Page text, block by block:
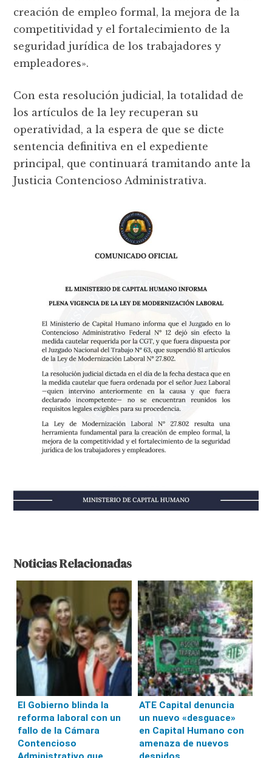
creación de empleo formal, la mejora de la
competitividad y el fortalecimiento de la
seguridad jurídica de los trabajadores y
empleadores».
Con esta resolución judicial, la totalidad de
los artículos de la ley recuperan su
operatividad, a la espera de que se dicte
sentencia definitiva en el expediente
principal, que continuará tramitando ante la
Justicia Contencioso Administrativa.
Noticias Relacionadas
El Gobierno blinda la
reforma laboral con un
fallo de la Cámara
Contencioso
ATE Capital denuncia
un nuevo «desguace»
en Capital Humano con
amenaza de nuevos